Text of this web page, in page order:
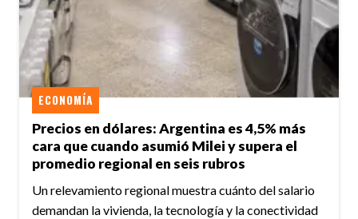
Precios en dólares: Argentina es 4,5% más
cara que cuando asumió Milei y supera el
promedio regional en seis rubros
ECONOMÍA
Un relevamiento regional muestra cuánto del salario
demandan la vivienda, la tecnología y la conectividad